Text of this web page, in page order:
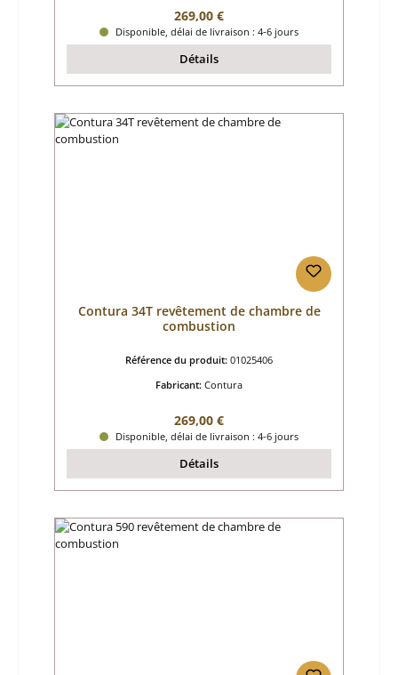
Prix régulier :
269,00 €
Disponible, délai de livraison : 4-6 jours
Détails
Contura 34T revêtement de chambre de
combustion
Référence du produit: 01025406
Fabricant: Contura
Prix régulier :
269,00 €
Disponible, délai de livraison : 4-6 jours
Détails